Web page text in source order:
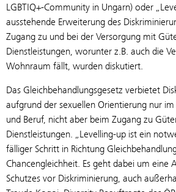
LGBTIQ+-Community in Ungarn) oder
ausstehende Erweiterung des
Zugang zu und bei der Versorgung mit
Dienstleistungen, worunter z.B. auch die
Wohnraum fällt, wurden diskutiert.
Das Gleichbehandlungsgesetz verbietet
aufgrund der sexuellen Orientierung nur
und Beruf, nicht aber beim Zugang zu
Dienstleistungen. „Levelling-up ist ein
fälliger Schritt in Richtung
Chancengleichheit. Es geht dabei um eine
Schutzes vor Diskriminierung, auch